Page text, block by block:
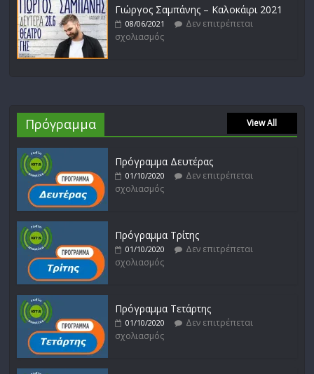
Γιώργος Σαμπάνης – Καλοκάιρι 2021
08/06/2021
Δεν επιτρέπεται
σχολιασμός
Πρόγραμμα View All
Πρόγραμμα Δευτέρας
01/10/2020
Δεν επιτρέπεται
σχολιασμός
Πρόγραμμα Τρίτης
01/10/2020
Δεν επιτρέπεται
σχολιασμός
Πρόγραμμα Τετάρτης
01/10/2020
Δεν επιτρέπεται
σχολιασμός